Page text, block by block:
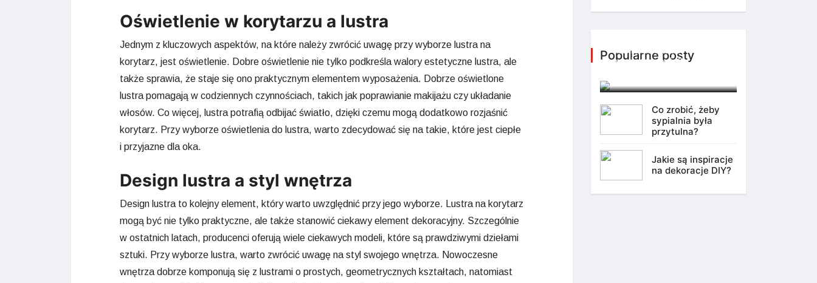
Oświetlenie w korytarzu a lustra
Jednym z kluczowych aspektów, na które należy zwrócić uwagę przy wyborze lustra na
korytarz, jest oświetlenie. Dobre oświetlenie nie tylko podkreśla walory estetyczne lustra, ale
także sprawia, że staje się ono praktycznym elementem wyposażenia. Dobrze oświetlone
lustra pomagają w codziennych czynnościach, takich jak poprawianie makijażu czy układanie
włosów. Co więcej, lustra potrafią odbijać światło, dzięki czemu mogą dodatkowo rozjaśnić
korytarz. Przy wyborze oświetlenia do lustra, warto zdecydować się na takie, które jest ciepłe
i przyjazne dla oka.
Design lustra a styl wnętrza
Design lustra to kolejny element, który warto uwzględnić przy jego wyborze. Lustra na korytarz
mogą być nie tylko praktyczne, ale także stanowić ciekawy element dekoracyjny. Szczególnie
w ostatnich latach, producenci oferują wiele ciekawych modeli, które są prawdziwymi dziełami
sztuki. Przy wyborze lustra, warto zwrócić uwagę na styl swojego wnętrza. Nowoczesne
wnętrza dobrze komponują się z lustrami o prostych, geometrycznych kształtach, natomiast
Popularne posty
odmienić każde
pomieszczenie?
Co zrobić, żeby
sypialnia była
przytulna?
Jakie są inspiracje
na dekoracje DIY?